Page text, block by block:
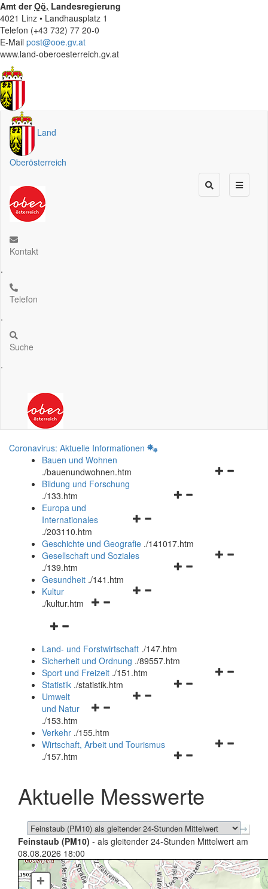
Amt derOö. Landesregierung
4021 Linz • Landhausplatz 1
Telefon (+43 732) 77 20-0
E-Mail post@ooe.gv.at
www.land-oberoesterreich.gv.at
Land
Oberösterreich
Kontakt
.
Telefon
.
Suche
.
Coronavirus: Aktuelle Informationen
Bauen und Wohnen
./bauenundwohnen.htm
Navigationsmenü
Bildung und Forschung
./133.htm
Navigationsmenü
und
schließen
Europa und
Internationales
./203110.htm
Geschichte und Geografie ./141017.htm
Navigationsmenü
Gesellschaft und Soziales
./139.htm
Navigationsmenü
Gesundheit ./141.htm
Navigationsmenü
Kultur
./kultur.htm
Navigationsmenü
und
schließen
Land- und Forstwirtschaft ./147.htm
Sicherheit und Ordnung ./89557.htm
Navigationsmenü
Sport und Freizeit ./151.htm
Navigationsmenü
Statistik ./statistik.htm
Navigationsmenü
und
schließen
Umwelt
und Natur
./153.htm
Verkehr ./155.htm
Navigationsmenü
schließen
Wirtschaft, Arbeit und Tourismus
./157.htm
Aktuelle Messwerte
Feinstaub (PM10) - als gleitender 24-Stunden Mittelwert am
08.08.2026 18:00
+